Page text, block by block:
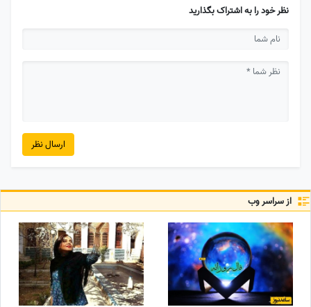
نظر خود را به اشتراک بگذارید
ارسال نظر
از سراسر وب